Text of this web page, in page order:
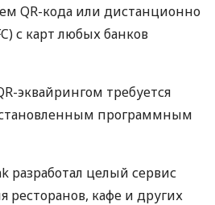
QR-кода или дистанционно
с карт любых банков
эквайрингом требуется
программным
разработал целый сервис
ресторанов, кафе и других